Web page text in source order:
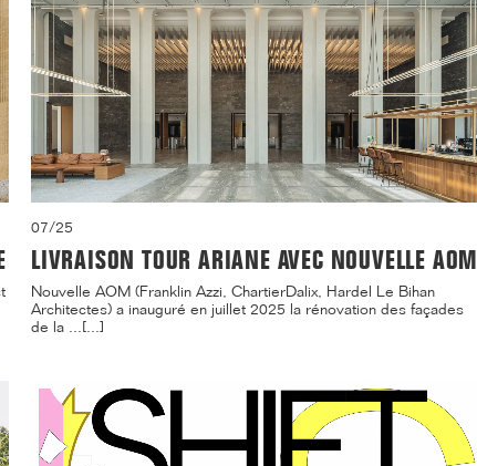
07/25
LIVRAISON TOUR ARIANE AVEC NOUVELLE AOM
Nouvelle AOM (Franklin Azzi, ChartierDalix, Hardel Le Bihan
Architectes) a inauguré en juillet 2025 la rénovation des façades
de la ...[...]